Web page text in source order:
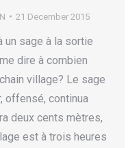
21 December 2015
un sage à la sortie
dire à combien
village? Le sage
offensé, continua
deux cents mètres,
est à trois heures